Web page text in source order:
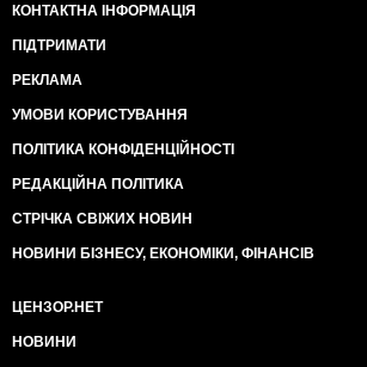
КОНТАКТНА ІНФОРМАЦІЯ
ПІДТРИМАТИ
РЕКЛАМА
УМОВИ КОРИСТУВАННЯ
ПОЛІТИКА КОНФІДЕНЦІЙНОСТІ
РЕДАКЦІЙНА ПОЛІТИКА
СТРІЧКА СВІЖИХ НОВИН
НОВИНИ БІЗНЕСУ, ЕКОНОМІКИ, ФІНАНСІВ
ЦЕНЗОР.НЕТ
НОВИНИ